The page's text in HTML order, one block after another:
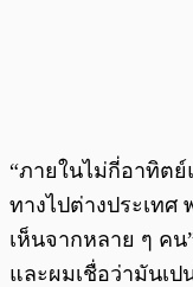
“ภายในไม่กี่อาทิต
ทางไปต่างประเทศ
เห็นจากหลาย ๆ ค
และผมเชื่อว่ามันเป